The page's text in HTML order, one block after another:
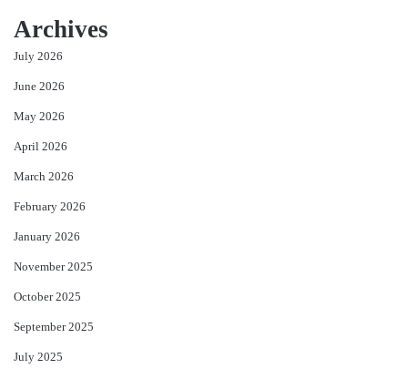
Archives
July 2026
June 2026
May 2026
April 2026
March 2026
February 2026
January 2026
November 2025
October 2025
September 2025
July 2025